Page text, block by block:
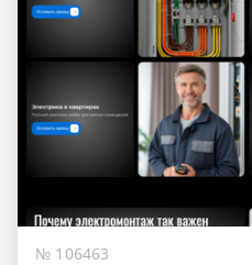
№ 106463